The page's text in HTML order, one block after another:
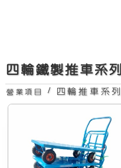
四輪鐵製推車系列
營業項目 / 四輪推車系列